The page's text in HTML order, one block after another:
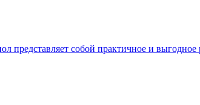
представляет собой практичное и